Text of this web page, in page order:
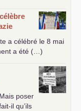
a célébré le 8 mai
a été (…)
poser
il qu’ils